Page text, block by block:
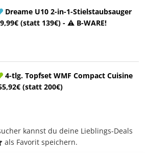
Dreame U10 2-in-1-Stielstaubsauger
(statt 139€) - ⚠️ B-WARE!
4-tlg. Topfset WMF Compact Cuisine
(statt 200€)
kannst du deine Lieblings-Deals
als Favorit speichern.